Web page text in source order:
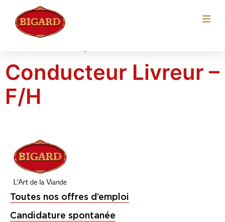
Localisation :
le-François (51300)
Conducteur Livreur –
F/H
Toutes nos offres d’emploi
Candidature spontanée